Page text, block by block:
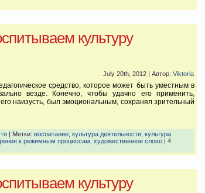
культуру
July 20th, 2012 | Автор: Viktoria
средство, которое может быть уместным в
везде. Конечно, чтобы удачно его применить,
наизусть, был эмоциональным, сохранял зрительный
| Метки: воспитание культура деятельности культура
к режимным процессам художественное слово | 4
культуру